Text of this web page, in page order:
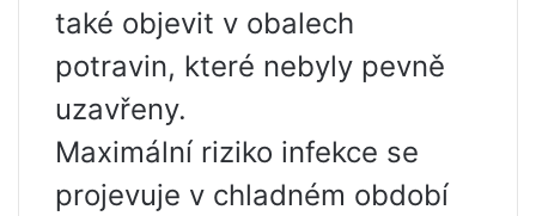
také objevit v obalech
potravin, které nebyly pevně
uzavřeny.
Maximální riziko infekce se
projevuje v chladném období